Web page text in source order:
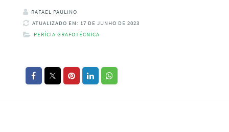
RAFAEL PAULINO
ATUALIZADO EM: 17 DE JUNHO DE 2023
PERÍCIA GRAFOTÉCNICA